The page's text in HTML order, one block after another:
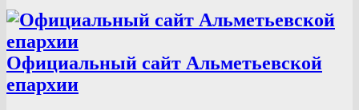
Официальный сайт Альметьевской
епархии